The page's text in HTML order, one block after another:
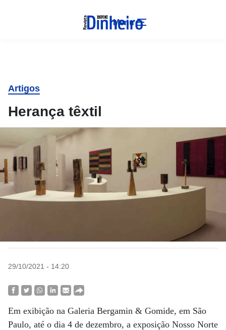
Menu
Artigos
Herança têxtil
29/10/2021 - 14:20
Em exibição na Galeria Bergamin & Gomide, em São
Paulo, até o dia 4 de dezembro, a exposição Nosso Norte